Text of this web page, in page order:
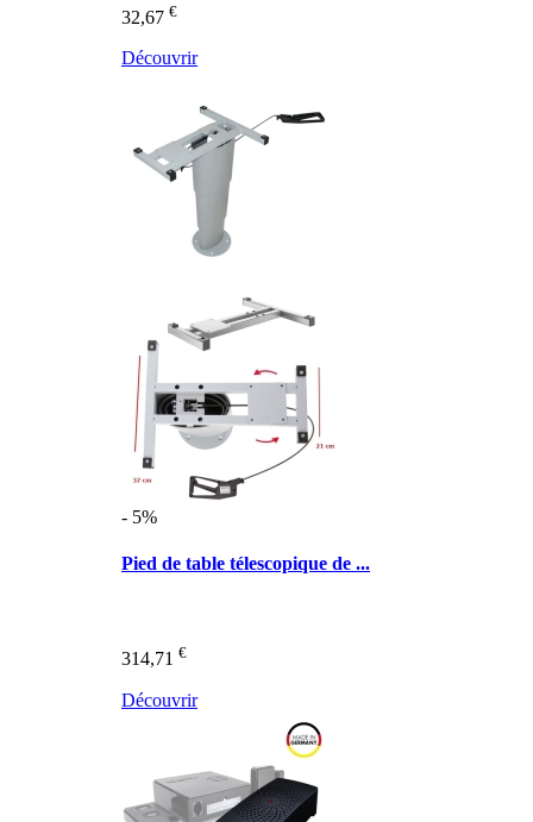
32,67 €
Découvrir
- 5%
Pied de table télescopique de ...
314,71 €
Découvrir